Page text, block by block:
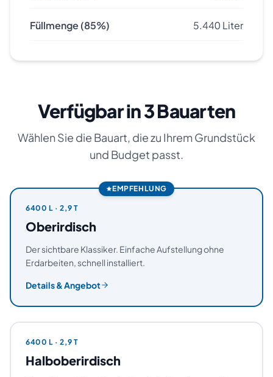
Füllmenge (85%) 5.440 Liter
Verfügbar in 3 Bauarten
Wählen Sie die Bauart, die zu Ihrem Grundstück
und Budget passt.
EMPFEHLUNG
6400 L ·2,9 T
Oberirdisch
Der sichtbare Klassiker. Einfache Aufstellung ohne
Erdarbeiten, schnell installiert.
Details & Angebot
6400 L ·2,9 T
Halboberirdisch